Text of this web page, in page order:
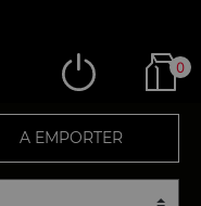
0
A EMPORTER